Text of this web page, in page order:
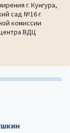
г. Кунгура,
сад №16 г.
комиссии
ВДЦ